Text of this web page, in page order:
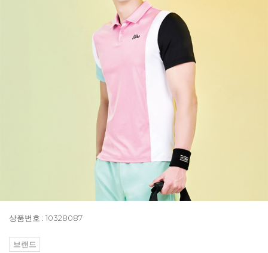
상품번호 : 10328087
브랜드